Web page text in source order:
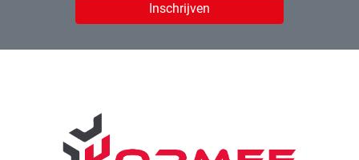
Inschrijven